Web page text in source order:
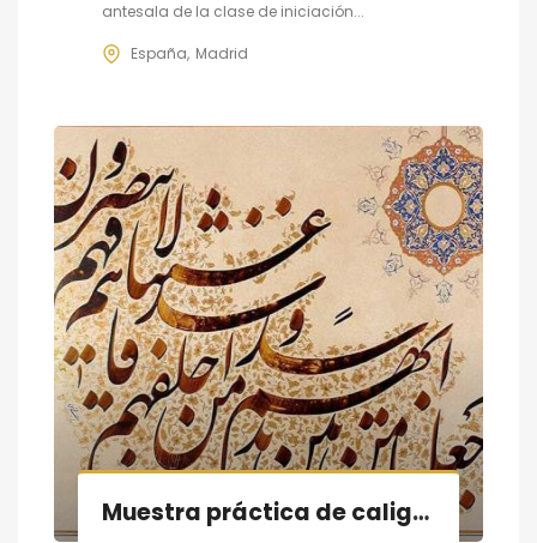
antesala de la clase de iniciación...
España Madrid
Muestra práctica de caligrafía persa